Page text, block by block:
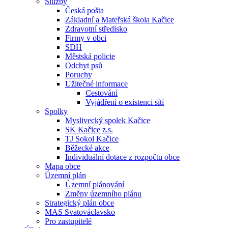
Česká pošta
Základní a Mateřská škola Kačice
Zdravotní středisko
Firmy v obci
SDH
Městská policie
Odchyt psů
Poruchy
Užitečné informace
Cestování
Vyjádření o existenci sítí
Spolky
Myslivecký spolek Kačice
SK Kačice z.s.
TJ Sokol Kačice
Běžecké akce
Individuální dotace z rozpočtu obce
Mapa obce
Územní plán
Územní plánování
Změny územního plánu
Strategický plán obce
MAS Svatováclavsko
Pro zastupitelé